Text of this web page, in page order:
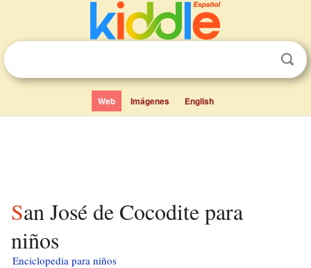
Web Imágenes English
San José de Cocodite para
niños
Enciclopedia para niños